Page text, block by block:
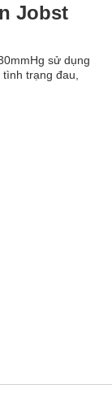
Jobst
sử dụng
trạng đau,